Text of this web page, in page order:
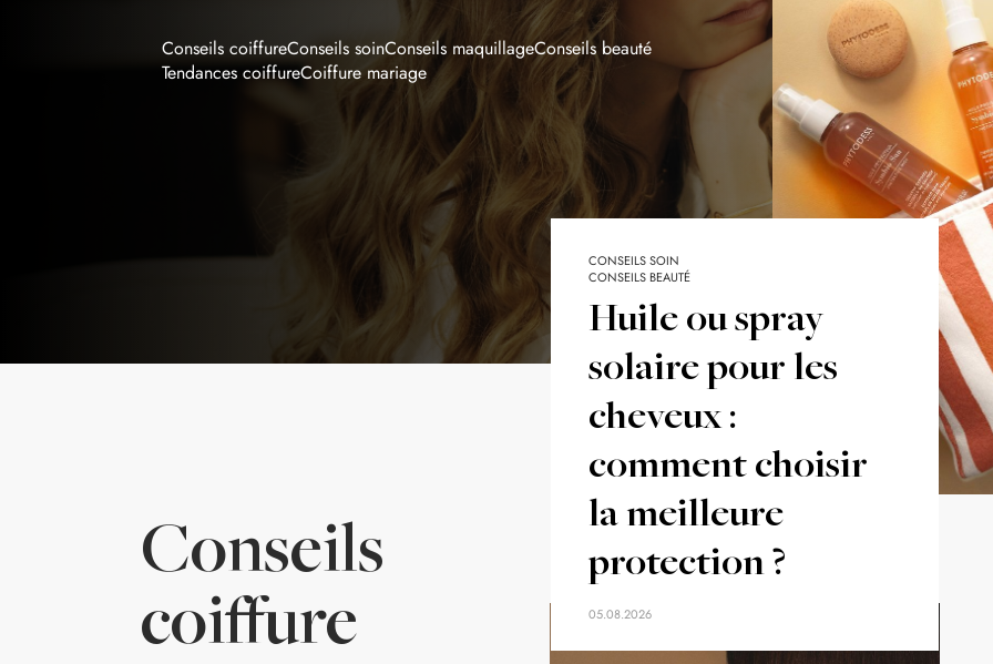
Conseils coiffureConseils soinConseils maquillageConseils beauté
Tendances coiffureCoiffure mariage
CONSEILS SOIN
CONSEILS BEAUTÉ
Huile ou spray
solaire pour les
cheveux :
comment choisir
la meilleure
protection ?
05.08.2026
Conseils
coiffure